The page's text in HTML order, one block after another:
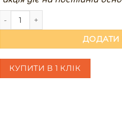
"Містері бокс" оновлений
КУПИТИ В 1 КЛІК